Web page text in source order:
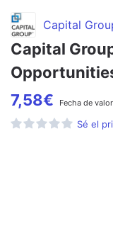
Capital
Capital
7,58€ Fecha de
Sé el